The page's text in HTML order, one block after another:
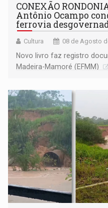
CONEXÃO
Antônio Ocampo
ferrovia
Cultura 08 de Agosto
Novo livro faz registro
Madeira-Mamoré (EFMM)